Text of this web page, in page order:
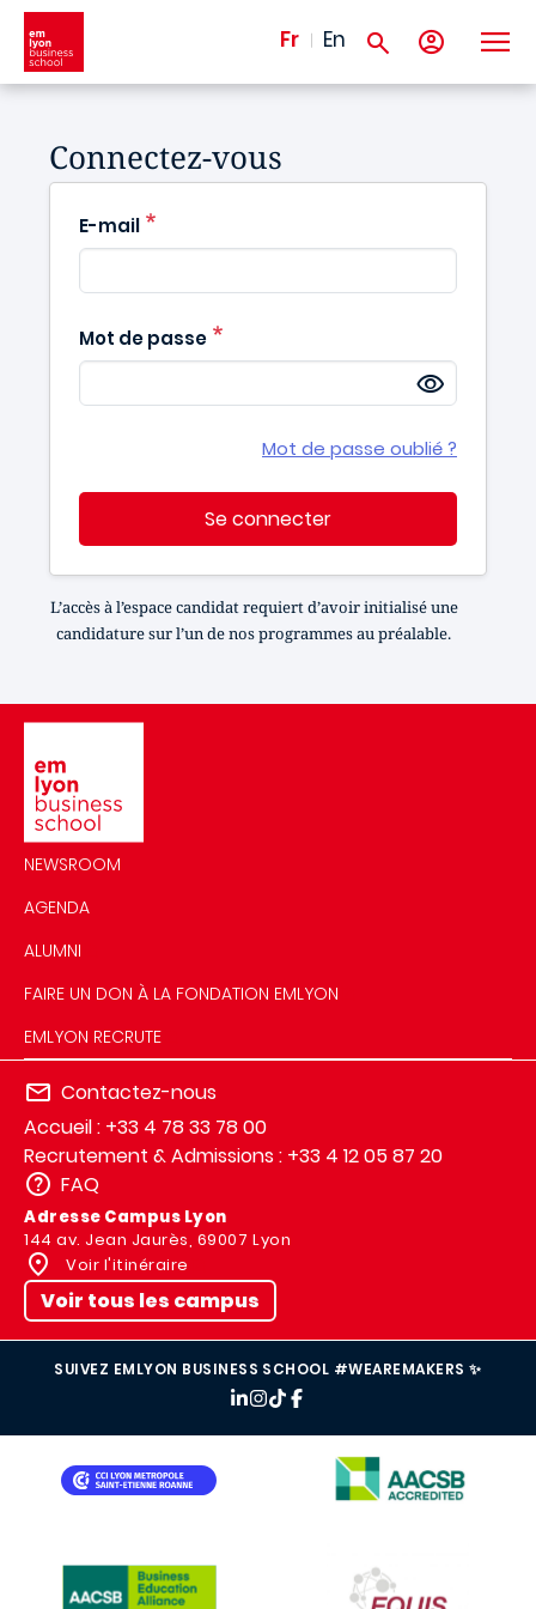
Aller au contenu principal
Fr En
Connectez-vous
E-mail
Mot de passe
Mot de passe oublié ?
Se connecter
L’accès à l’espace candidat requiert d’avoir initialisé une
candidature sur l’un de nos programmes au préalable.
NEWSROOM
AGENDA
ALUMNI
FAIRE UN DON À LA FONDATION EMLYON
EMLYON RECRUTE
Contactez-nous
Accueil : +33 4 78 33 78 00
Recrutement & Admissions : +33 4 12 05 87 20
FAQ
Adresse Campus Lyon
144 av. Jean Jaurès, 69007 Lyon
Voir l'itinéraire
Voir tous les campus
SUIVEZ EMLYON BUSINESS SCHOOL #WEAREMAKERS ✨
IMAGE